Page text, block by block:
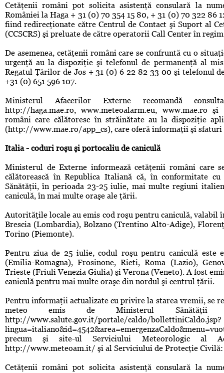
Cetăţenii români pot solicita asistenţă consulară la
României la Haga + 31 (0) 70 354 15 80, + 31 (0) 70 322 86
fiind redirecţionate către Centrul de Contact şi Suport al
(CCSCRS) şi preluate de către operatorii Call Center în
De asemenea, cetăţenii români care se confruntă cu o
urgenţă au la dispoziţie şi telefonul de permanenţă al
Regatul Ţărilor de Jos + 31 (0) 6 22 82 33 00 şi telefonul
+31 (0) 651 596 107.
Ministerul Afacerilor Externe recomandă
http://haga.mae.ro, www.meteoalarm.eu, www.mae.ro
români care călătoresc în străinătate au la dispoziţie
(http://www.mae.ro/app_cs), care oferă informaţii şi sfaturi
Italia - coduri roşu şi portocaliu de caniculă
Ministerul de Externe informează cetăţenii români care
călătorească în Republica Italiană că, în conformitate
Sănătăţii, în perioada 23-25 iulie, mai multe regiuni
caniculă, în mai multe oraşe ale ţării.
Autorităţile locale au emis cod roşu pentru caniculă, valabil
Brescia (Lombardia), Bolzano (Trentino Alto-Adige),
Torino (Piemonte).
Pentru ziua de 25 iulie, codul roşu pentru caniculă este
(Emilia-Romagna), Frosinone, Rieti, Roma (Lazio),
Trieste (Friuli Venezia Giulia) şi Verona (Veneto). A fost
caniculă pentru mai multe oraşe din nordul şi centrul ţării.
Pentru informaţii actualizate cu privire la starea vremii, se
meteo emis de Ministerul Sănătăţii
http://www.salute.gov.it/portale/caldo/bollettiniCaldo.jsp?
precum şi site-ul Serviciului Meteorologic al
http://www.meteoam.it/ şi al Serviciului de Protecţie
Cetăţenii români pot solicita asistenţă consulară la